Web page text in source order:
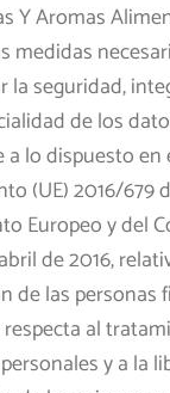
Y Aromas
medidas
la seguridad,
de los
lo dispuesto en
(UE) 2016/679
Europeo y del
de 2016,
de las personas
al
y a la